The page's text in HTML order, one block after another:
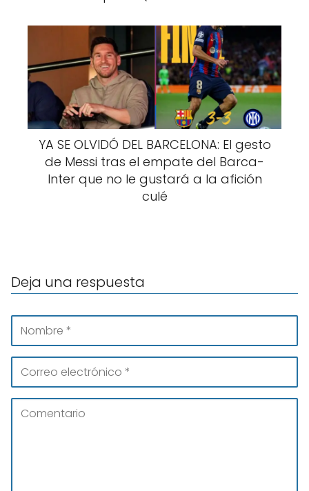
YA SE OLVIDÓ DEL BARCELONA: El gesto
de Messi tras el empate del Barca-
Inter que no le gustará a la afición
culé
Deja una respuesta